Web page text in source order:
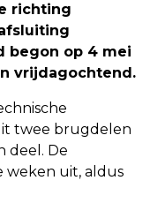
richting
begon op 4 mei
vrijdagochtend.
twee brugdelen
deel. De
weken uit, aldus